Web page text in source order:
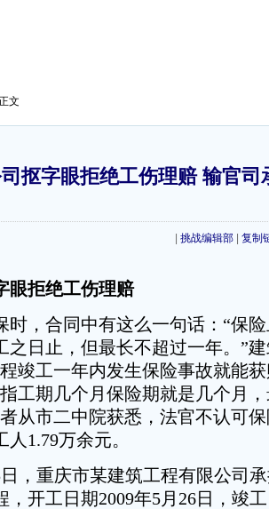
文
抠字眼拒绝工伤理赔 输官司
挑战编辑部 复制
眼拒绝工伤理赔
，合同中有这么一句话：“保
之日止，但最长不超过一年。”
竣工一年内发生保险事故就能
工期几个月保险期就是几个月
从市二中院获悉，法官不认可
1.79万余元。
，重庆市某建筑工程有限公司
，开工日期2009年5月26日，竣